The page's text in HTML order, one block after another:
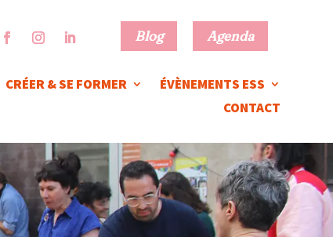
Blog Agenda
CRÉER & SE FORMER
ÉVÈNEMENTS ESS
CONTACT